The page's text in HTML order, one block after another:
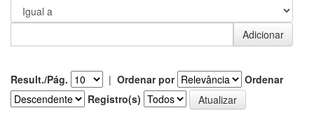
Result./Pág. | Ordenar por
Ordenar
Registro(s)